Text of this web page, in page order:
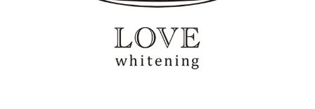
09:40〜18:40／休日早番勤務・休日早番
10:40〜19:40／平日早番勤務・平日早番
イル、アイブロウ、エステサロンも順次出店して様々な経験がで
きるグループ会社にしてまいります。
◆まだまだベンチャーですので頑張り次第でご自身の求める理想